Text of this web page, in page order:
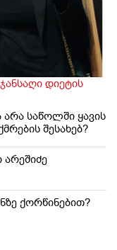
დიეტის
საწოლში ყავის
შესახებ?
ქორწინებით?